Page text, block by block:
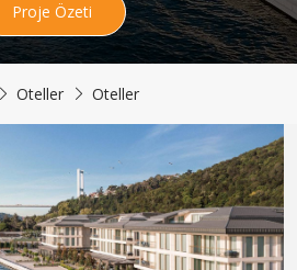
Proje Özeti
Oteller Oteller